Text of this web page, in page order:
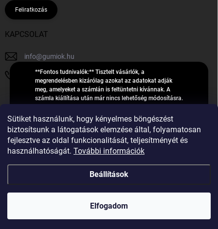
Sütiket használunk, hogy kényelmes böngészést
biztosítsunk a látogatások elemzése által, folyamatosan
fejlesztve az oldal funkcionalitását, teljesítményét és
használhatóságát. További információk
Beállítások
Elfogadom
**Fontos tudnivalók:** Tisztelt vásárlók, a
megrendelésben kizárólag azokat az adatokat adják
meg, amelyeket a számlán is feltüntetni kívánnak. A
számla kiállítása után már nincs lehetőség módosításra.
feldolgozása” státusz alatt van lehetőség! Csak új,
**2023-ban, 2024-ben vagy 2025-ben** gyártott
gumiabroncsokat árusítunk – a gumik **pontos DOT-
számáról nem adunk felvilágosítást**! Köszönjük. A
feldolgozás alatt álló nagyszámú megrendelésre
vagy feldolgozásáról való tájékoztatásra. Csak
válaszolunk a **[gumisuperke@gmail.com]
(mailto:gumisuperke@gmail.com)** címre küldött e-mail
Feliratkozás
KAPCSOLAT
info@gumiok.hu
+36705429902
R
U
K
E
R
Árukereső.hu
gumiok
GumiOK.hu webáruház